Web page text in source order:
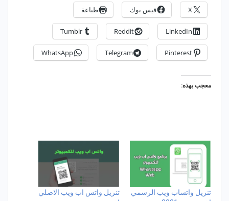
X فيس بوك طباعة
LinkedIn
Reddit
Tumblr
Pinterest
Telegram
WhatsApp
معجب بهذه:
تنزيل واتساب ويب الرسمي
تنزيل واتس اب ويب الاصلي